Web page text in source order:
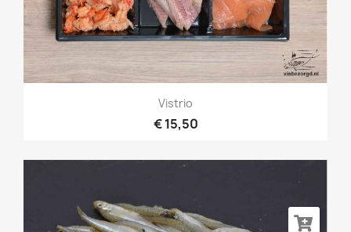
Vistrio
€ 15,50